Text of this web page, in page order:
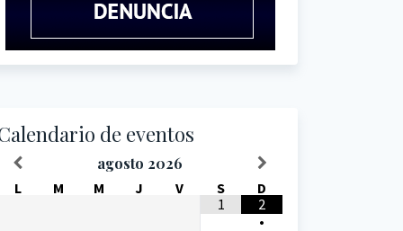
de eventos
agosto 2026
L M M J V S
D
1
2
•